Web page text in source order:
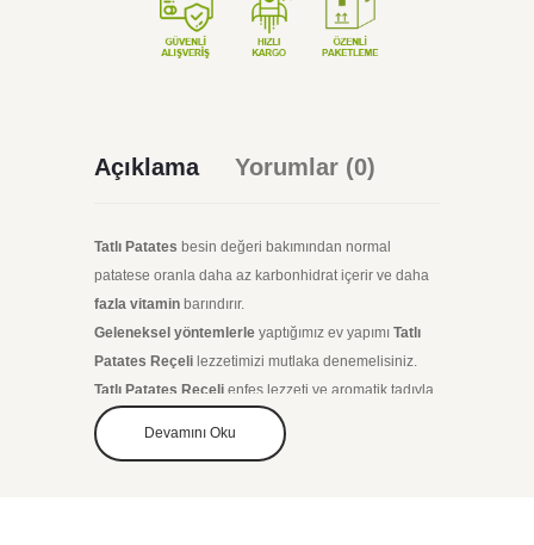
Açıklama Yorumlar (0)
Tatlı Patates besin değeri bakımından normal
patatese oranla daha az karbonhidrat içerir ve daha
fazla vitamin barındırır.
Geleneksel yöntemlerle yaptığımız ev yapımı Tatlı
Patates Reçeli lezzetimizi mutlaka denemelisiniz.
Tatlı Patates Reçeli enfes lezzeti ve aromatik tadıyla
kahvaltılarınıza lezzet katacak. Herhangi bir katkı
madde içermeden geleneksel yöntemlerle üretilmiştir.
Devamını Oku